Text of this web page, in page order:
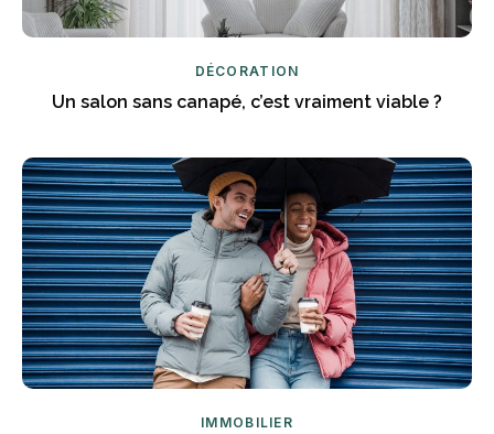
DÉCORATION
Un salon sans canapé, c’est vraiment viable ?
IMMOBILIER